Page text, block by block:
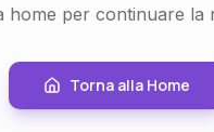
home per continuare la
Torna alla Home